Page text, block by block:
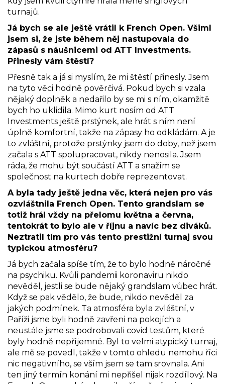
turnajů.
Já bych se ale ještě vrátil k French Open. Všiml
jsem si, že jste během něj nastupovala do
zápasů s náušnicemi od ATT Investments.
Přinesly vám štěstí?
Přesně tak a já si myslím, že mi štěstí přinesly. Jsem
na tyto věci hodně pověrčivá. Pokud bych si vzala
nějaký doplněk a nedařilo by se mi s ním, okamžitě
bych ho uklidila. Mimo kurt nosím od ATT
Investments ještě prstýnek, ale hrát s ním není
úplně komfortní, takže na zápasy ho odkládám. A je
to zvláštní, protože prstýnky jsem do doby, než jsem
začala s ATT spolupracovat, nikdy nenosila. Jsem
ráda, že mohu být součástí ATT a snažím se
společnost na kurtech dobře reprezentovat.
A byla tady ještě jedna věc, která nejen pro vás
ozvláštnila French Open. Tento grandslam se
totiž hrál vždy na přelomu května a června,
tentokrát to bylo ale v říjnu a navíc bez diváků.
Neztratil tím pro vás tento prestižní turnaj svou
typickou atmosféru?
Já bych začala spíše tím, že to bylo hodně náročné
na psychiku. Kvůli pandemii koronaviru nikdo
nevěděl, jestli se bude nějaký grandslam vůbec hrát.
Když se pak vědělo, že bude, nikdo nevěděl za
jakých podmínek. Ta atmosféra byla zvláštní, v
Paříži jsme byli hodně zavřeni na pokojích a
neustále jsme se podrobovali covid testům, které
byly hodně nepříjemné. Byl to velmi atypický turnaj,
ale mě se povedl, takže v tomto ohledu nemohu říci
nic negativního, se vším jsem se tam srovnala. Ani
ten jiný termín konání mi nepřišel nijak rozdílový. Na